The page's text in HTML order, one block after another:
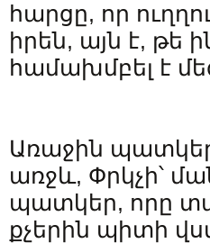
հարցը, որ
իրեն, այն է, թե
համախմբել է
Առաջին
առջև, Փրկչի՝
պատկեր, որը
քչերին պիտի